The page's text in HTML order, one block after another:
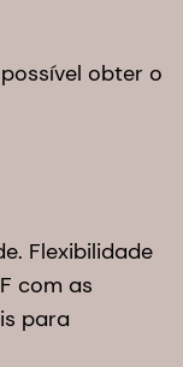
obter o
Flexibilidade
com as
para